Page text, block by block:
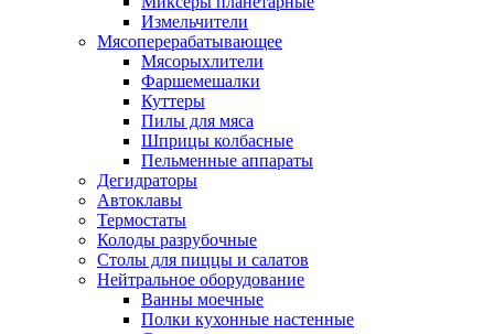
Измельчители
Мясоперерабатывающее
Мясорыхлители
Фаршемешалки
Куттеры
Пилы для мяса
Шприцы колбасные
Пельменные аппараты
Дегидраторы
Автоклавы
Термостаты
Колоды разрубочные
Столы для пиццы и салатов
Нейтральное оборудование
Ванны моечные
Полки кухонные настенные